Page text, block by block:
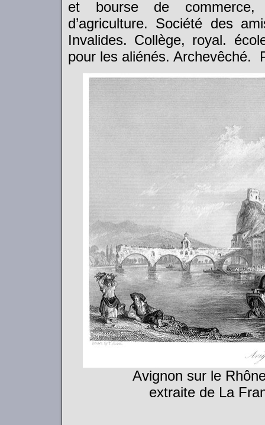
et bourse de commerce,
d’agriculture. Société des
Invalides. Collège, royal.
pour les aliénés. Archevêché.
Avignon sur le
extraite de La